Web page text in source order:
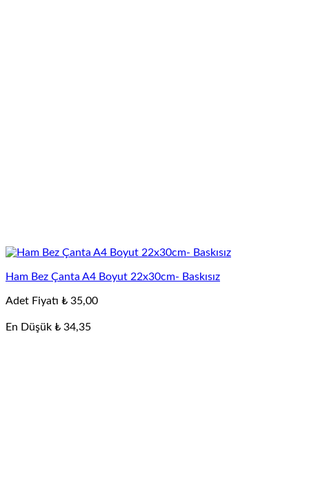
Ham Bez Çanta A4 Boyut 22x30cm- Baskısız
Adet Fiyatı ₺ 35,00
En Düşük ₺ 34,35